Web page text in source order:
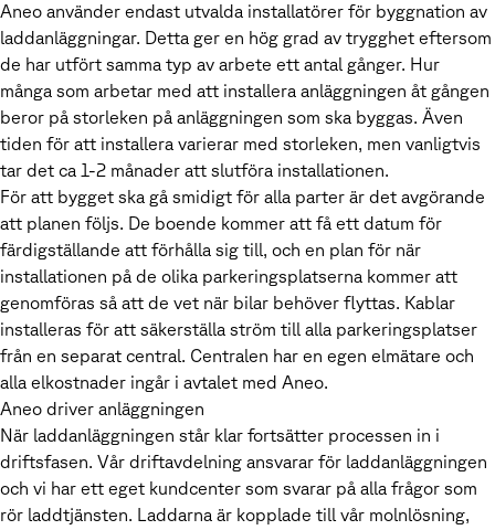
Aneo använder endast utvalda installatörer för byggnation av
laddanläggningar. Detta ger en hög grad av trygghet eftersom
de har utfört samma typ av arbete ett antal gånger. Hur
många som arbetar med att installera anläggningen åt gången
beror på storleken på anläggningen som ska byggas. Även
tiden för att installera varierar med storleken, men vanligtvis
tar det ca 1-2 månader att slutföra installationen.
För att bygget ska gå smidigt för alla parter är det avgörande
att planen följs. De boende kommer att få ett datum för
färdigställande att förhålla sig till, och en plan för när
installationen på de olika parkeringsplatserna kommer att
genomföras så att de vet när bilar behöver flyttas. Kablar
installeras för att säkerställa ström till alla parkeringsplatser
från en separat central. Centralen har en egen elmätare och
alla elkostnader ingår i avtalet med Aneo.
Aneo driver anläggningen
När laddanläggningen står klar fortsätter processen in i
driftsfasen. Vår driftavdelning ansvarar för laddanläggningen
och vi har ett eget kundcenter som svarar på alla frågor som
rör laddtjänsten. Laddarna är kopplade till vår molnlösning,